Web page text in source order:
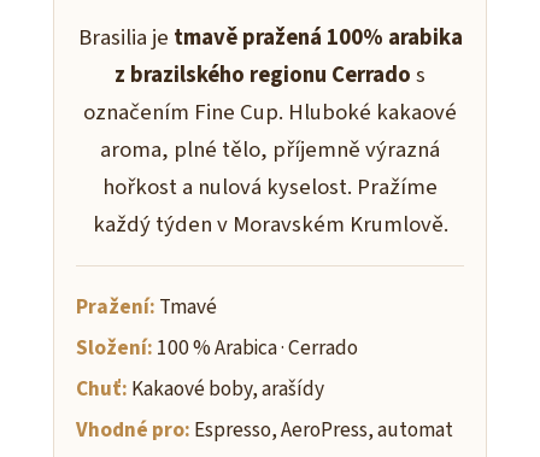
Brasilia je tmavě pražená 100% arabika
z brazilského regionu Cerrados
označením Fine Cup. Hluboké kakaové
aroma, plné tělo, příjemně výrazná
hořkost a nulová kyselost. Pražíme
každý týden v Moravském Krumlově.
Pražení: Tmavé
Složení: 100 % Arabica · Cerrado
Chuť: Kakaové boby, arašídy
Vhodné pro: Espresso, AeroPress, automat